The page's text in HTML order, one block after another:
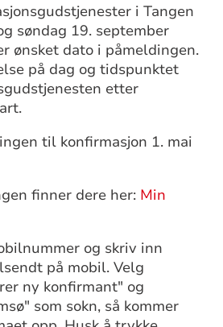
i Tangen
søndag 19. september
ønsket dato i påmeldingen.
på dag og tidspunktet
etter
til konfirmasjon 1. mai
finner dere her: Min
og skriv inn
på mobil. Velg
ny konfirmant" og
som sokn, så kommer